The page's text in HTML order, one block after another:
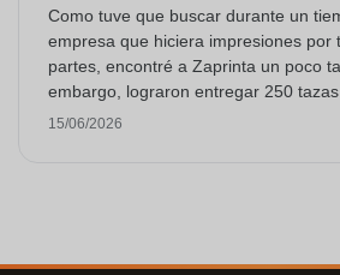
Como tuve que buscar durante un
empresa que hiciera impresiones por
partes, encontré a Zaprinta un poco
embargo, lograron entregar 250
esmalte con una impresión excelente
15/06/2026